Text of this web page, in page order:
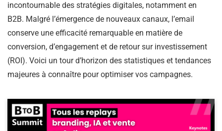
incontournable des stratégies digitales, notamment en
B2B. Malgré l’émergence de nouveaux canaux, l’email
conserve une efficacité remarquable en matière de
conversion, d’engagement et de retour sur investissement
(ROI). Voici un tour d’horizon des statistiques et tendances
majeures à connaître pour optimiser vos campagnes.​